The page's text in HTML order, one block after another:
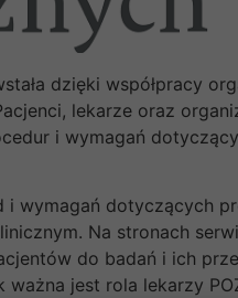
dzięki współpracy
lekarze oraz
i wymagań
wymagań dotyczących
Na stronach
do badań i ich
jest rola lekarzy